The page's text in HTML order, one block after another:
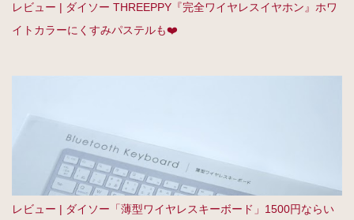
レビュー | ダイソー THREEPPY『完全ワイヤレスイヤホン』ホワ
イトカラーにくすみパステルも❤️
レビュー | ダイソー「薄型ワイヤレスキーボード」1500円ならい